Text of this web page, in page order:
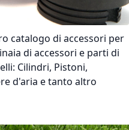
catalogo di accessori per
di accessori e parti di
Cilindri, Pistoni,
d'aria e tanto altro